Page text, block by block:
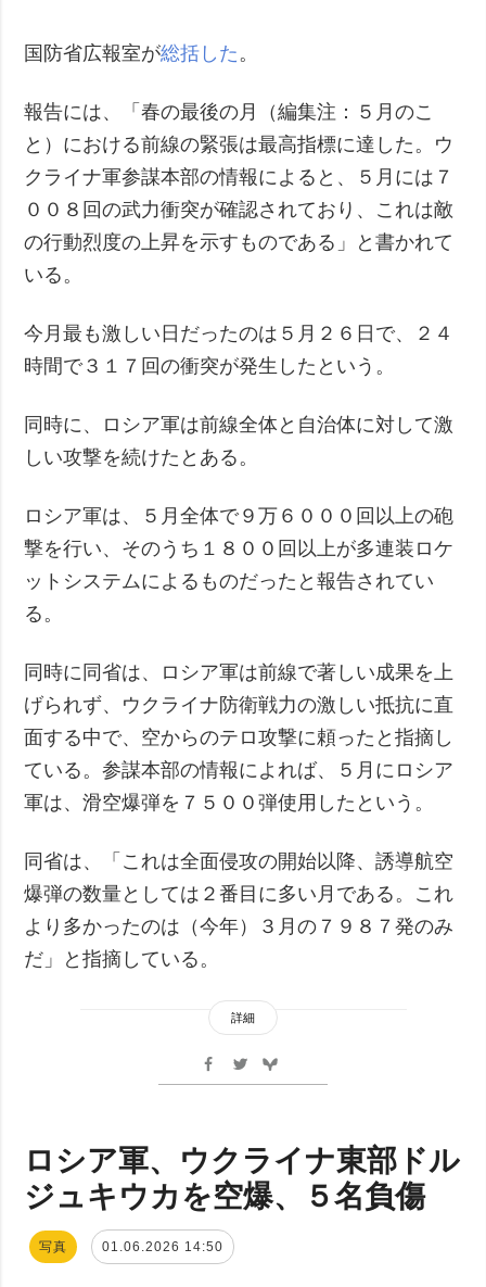
国防省広報室が総括した 。
報告には、「春の最後の月（編集注：５月のこ
と）における前線の緊張は最高指標に達した。ウ
クライナ軍参謀本部の情報によると、５月には７
００８回の武力衝突が確認されており、これは敵
の行動烈度の上昇を示すものである」と書かれて
いる。
今月最も激しい日だったのは５月２６日で、２４
時間で３１７回の衝突が発生したという。
同時に、ロシア軍は前線全体と自治体に対して激
しい攻撃を続けたとある。
ロシア軍は、５月全体で９万６０００回以上の砲
撃を行い、そのうち１８００回以上が多連装ロケ
ットシステムによるものだったと報告されてい
る。
同時に同省は、ロシア軍は前線で著しい成果を上
げられず、ウクライナ防衛戦力の激しい抵抗に直
面する中で、空からのテロ攻撃に頼ったと指摘し
ている。参謀本部の情報によれば、５月にロシア
軍は、滑空爆弾を７５００弾使用したという。
同省は、「これは全面侵攻の開始以降、誘導航空
爆弾の数量としては２番目に多い月である。これ
より多かったのは（今年）３月の７９８７発のみ
だ」と指摘している。
詳細
ロシア軍、ウクライナ東部ドル
ジュキウカを空爆、５名負傷
写真 01.06.2026 14:50